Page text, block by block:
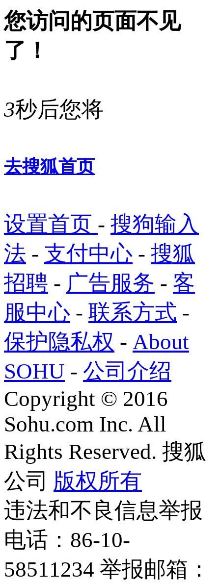
您访问的页面不见
了！
3秒后您将
去搜狐首页
设置首页 - 搜狗输入
法 - 支付中心 - 搜狐
招聘 - 广告服务 - 客
服中心 - 联系方式 -
保护隐私权 - About
SOHU - 公司介绍
Copyright © 2016
Sohu.com Inc. All
Rights Reserved. 搜狐
公司 版权所有
违法和不良信息举报
电话：86-10-
58511234 举报邮箱：